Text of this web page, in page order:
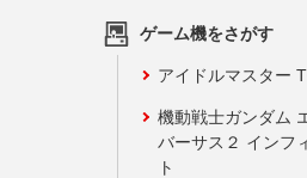
ゲーム機をさがす
アイドルマスター
機動戦士ガンダム
バーサス２ インフ
ト